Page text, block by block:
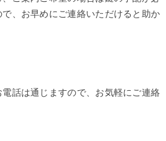
、お早めにご連絡いただけると助か
話は通じますので、お気軽にご連絡